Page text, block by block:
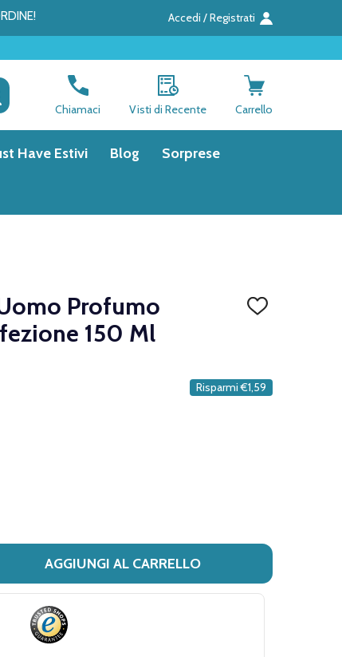
Accedi / Registrati
CERCA
Chiamaci Visti di Recente Carrello
Have Estivi Blog Sorprese
Profumo
150 Ml
AGGIUNGI
Risparmi €1,59
AGGIUNGI AL CARRELLO